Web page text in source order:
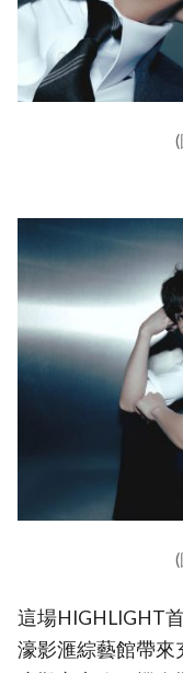
這場HIGHLIGHT
濠影滙綜藝館帶來